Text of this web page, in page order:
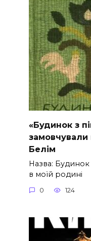
«Будинок з
замовчували
Белім
Назва:
в моїй родині
0 124